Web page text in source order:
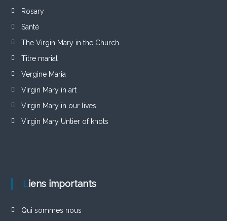
Rosary
Santé
The Virgin Mary in the Church
Titre marial
Vergine Maria
Virgin Mary in art
Virgin Mary in our lives
Virgin Mary Untier of knots
Liens importants
Qui sommes nous